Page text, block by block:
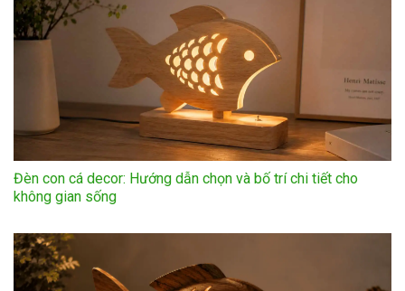
Đèn con cá decor: Hướng dẫn chọn và bố trí chi tiết cho
không gian sống